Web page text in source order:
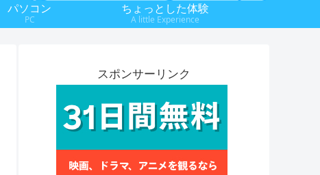
パソコン
PC
ちょっとした体験
A little Experience
スポンサーリンク